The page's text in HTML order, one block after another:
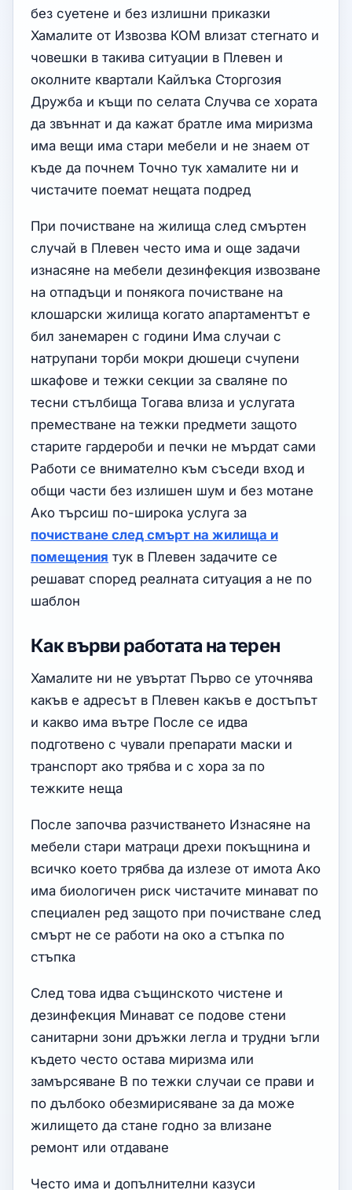
без суетене и без излишни приказки
Хамалите от Извозва КОМ влизат стегнато и
човешки в такива ситуации в Плевен и
околните квартали Кайлъка Сторгозия
Дружба и къщи по селата Случва се хората
да звъннат и да кажат братле има миризма
има вещи има стари мебели и не знаем от
къде да почнем Точно тук хамалите ни и
чистачите поемат нещата подред
При почистване на жилища след смъртен
случай в Плевен често има и още задачи
изнасяне на мебели дезинфекция извозване
на отпадъци и понякога почистване на
клошарски жилища когато апартаментът е
бил занемарен с години Има случаи с
натрупани торби мокри дюшеци счупени
шкафове и тежки секции за сваляне по
тесни стълбища Тогава влиза и услугата
преместване на тежки предмети защото
старите гардероби и печки не мърдат сами
Работи се внимателно към съседи вход и
общи части без излишен шум и без мотане
Ако търсиш по-широка услуга за
почистване след смърт на жилища и
помещения тук в Плевен задачите се
решават според реалната ситуация а не по
шаблон
Как върви работата на терен
Хамалите ни не увъртат Първо се уточнява
какъв е адресът в Плевен какъв е достъпът
и какво има вътре После се идва
подготвено с чували препарати маски и
транспорт ако трябва и с хора за по
тежките неща
После започва разчистването Изнасяне на
мебели стари матраци дрехи покъщнина и
всичко което трябва да излезе от имота Ако
има биологичен риск чистачите минават по
специален ред защото при почистване след
смърт не се работи на око а стъпка по
стъпка
След това идва същинското чистене и
дезинфекция Минават се подове стени
санитарни зони дръжки легла и трудни ъгли
където често остава миризма или
замърсяване В по тежки случаи се прави и
по дълбоко обезмирисяване за да може
жилището да стане годно за влизане
ремонт или отдаване
Често има и допълнителни казуси